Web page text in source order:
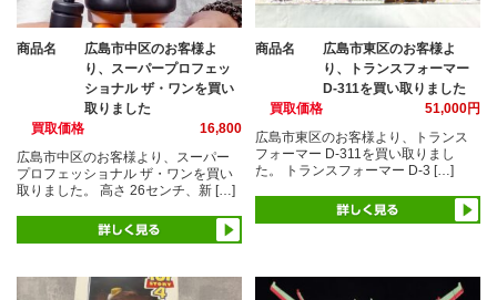
商品名
広島市中区のお客様よ
り、スーパープロフェッ
ショナル ザ・ワンを買い
取りました
買取価格
16,800
広島市中区のお客様より、スーパー
プロフェッショナル ザ・ワンを買い
取りました。 高さ 26センチ、新 […]
商品名
広島市東区のお客様よ
り、トランスフォーマー
D-311を買い取りました
買取価格
51,000円
広島市東区のお客様より、トランス
フォーマー D-311を買い取りまし
た。 トランスフォーマー D-3 […]